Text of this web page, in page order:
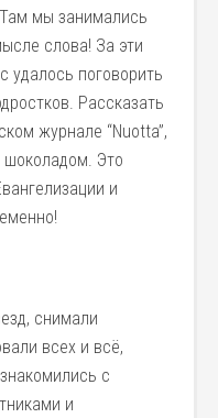
мы занимались
слова! За эти
удалось поговорить
Рассказать
журнале “Nuotta”,
шоколадом. Это
и
снимали
всех и всё,
с
и